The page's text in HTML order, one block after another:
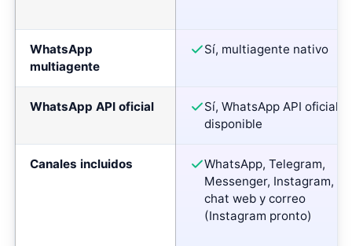
WhatsApp
multiagente
Sí, multiagente nativo
WhatsApp API oficial
Sí, WhatsApp API oficial
disponible
Canales incluidos
WhatsApp, Telegram,
Messenger, Instagram,
chat web y correo
(Instagram pronto)